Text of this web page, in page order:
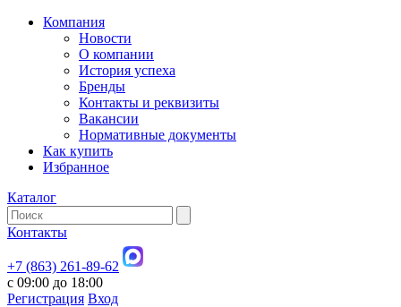
Компания
Новости
О компании
История успеха
Бренды
Контакты и реквизиты
Вакансии
Нормативные документы
Как купить
Избранное
Каталог
Контакты
+7 (863) 261-89-62
с 09:00 до 18:00
Регистрация Вход